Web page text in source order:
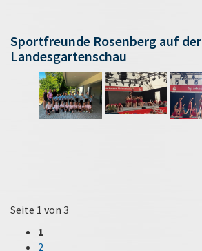
Sportfreunde Rosenberg auf der
Landesgartenschau
Seite 1 von 3
1
2